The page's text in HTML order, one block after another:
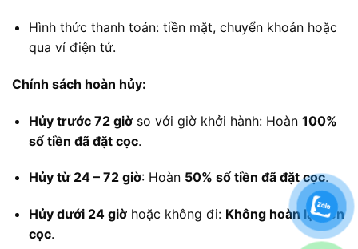
Hình thức thanh toán: tiền mặt, chuyển khoản hoặc
qua ví điện tử.
Chính sách hoàn hủy:
Hủy trước 72 giờso với giờ khởi hành: Hoàn 100%
số tiền đã đặt cọc.
Hủy từ 24 – 72 giờ: Hoàn 50% số tiền đã đặt cọc.
Hủy dưới 24 giờhoặc không đi: Không hoàn lại tiền
cọc.